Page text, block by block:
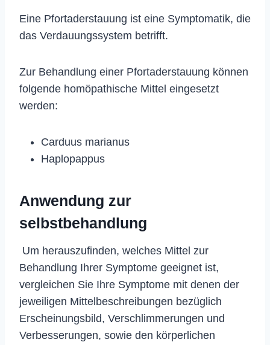
Eine Pfortaderstauung ist eine Symptomatik, die
das Verdauungssystem betrifft.
Zur Behandlung einer Pfortaderstauung können
folgende homöpathische Mittel eingesetzt
werden:
Carduus marianus
Haplopappus
Anwendung zur
selbstbehandlung
Um herauszufinden, welches Mittel zur
Behandlung Ihrer Symptome geeignet ist,
vergleichen Sie Ihre Symptome mit denen der
jeweiligen Mittelbeschreibungen bezüglich
Erscheinungsbild, Verschlimmerungen und
Verbesserungen, sowie den körperlichen